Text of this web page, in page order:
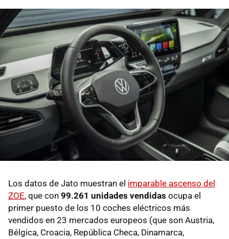
Los datos de Jato muestran el imparable ascenso del
ZOE, que con 99.261 unidades vendidas ocupa el
primer puesto de los 10 coches eléctricos más
vendidos en 23 mercados europeos (que son Austria,
Bélgica, Croacia, República Checa, Dinamarca,